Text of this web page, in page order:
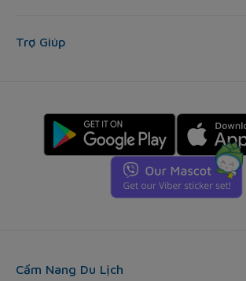
Trợ Giúp
Cẩm Nang Du Lịch